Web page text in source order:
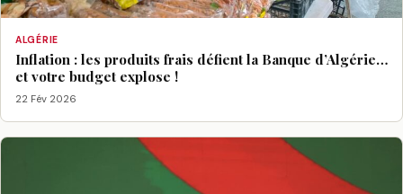
ALGÉRIE
Inflation : les produits frais défient la Banque d’Algérie…
et votre budget explose !
22 Fév 2026